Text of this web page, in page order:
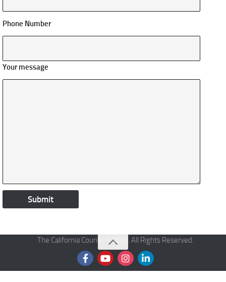
Phone Number
Your message
The California Courier © 2026. All Rights Reserved.